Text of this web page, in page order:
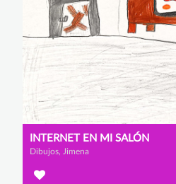
INTERNET EN MI SALÓN
Dibujos, Jimena